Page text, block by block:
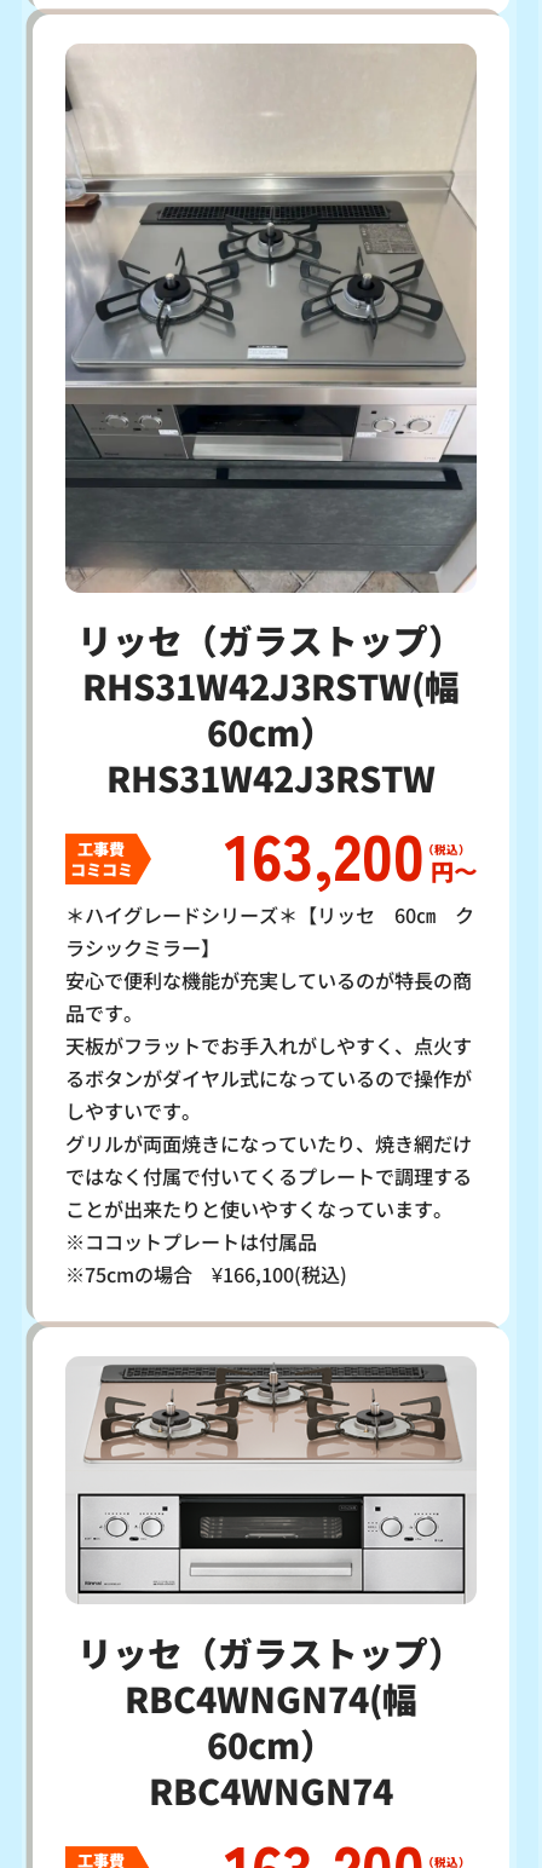
リッセ（ガラストップ）
RHS31W42J3RSTW(幅
60cm）
RHS31W42J3RSTW
工事費
コミコミ
163,200 円〜
＊ハイグレードシリーズ＊【リッセ 60㎝ ク
ラシックミラー】
安心で便利な機能が充実しているのが特長の商
品です。
天板がフラットでお手入れがしやすく、点火す
るボタンがダイヤル式になっているので操作が
しやすいです。
グリルが両面焼きになっていたり、焼き網だけ
ではなく付属で付いてくるプレートで調理する
ことが出来たりと使いやすくなっています。
※ココットプレートは付属品
※75cmの場合 ¥166,100(税込)
リッセ（ガラストップ）
RBC4WNGN74(幅
60cm）
RBC4WNGN74
工事費